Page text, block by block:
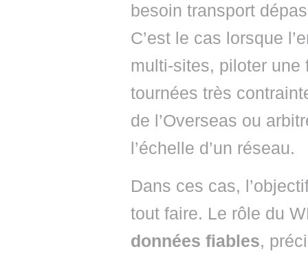
besoin transport
C’est le cas lorsque
multi-sites, piloter une
tournées très
de l’Overseas ou
l’échelle d’un réseau.
Dans ces cas,
tout faire. Le rôle du
données fiables,